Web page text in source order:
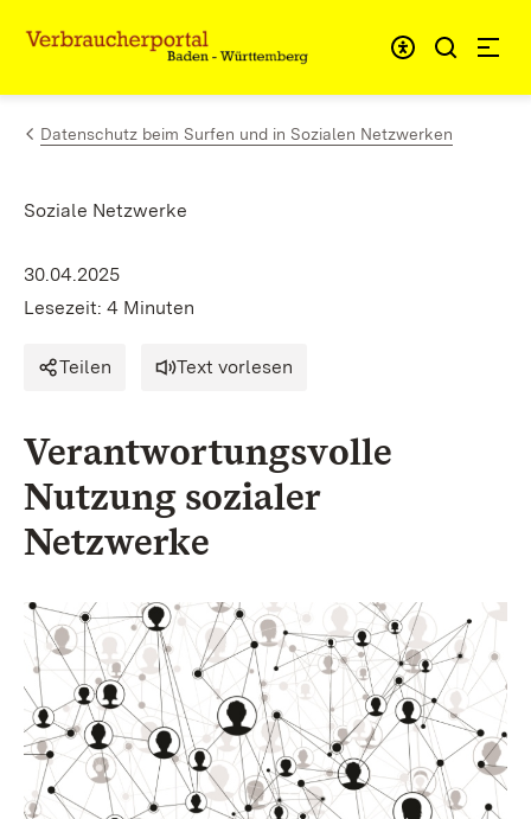
Zum Inhalt springen
Link zur Startseite
Datenschutz beim Surfen und in Sozialen Netzwerken
Soziale Netzwerke
30.04.2025
Lesezeit: 4 Minuten
Teilen Text vorlesen
Verantwortungsvolle
Nutzung sozialer
Netzwerke